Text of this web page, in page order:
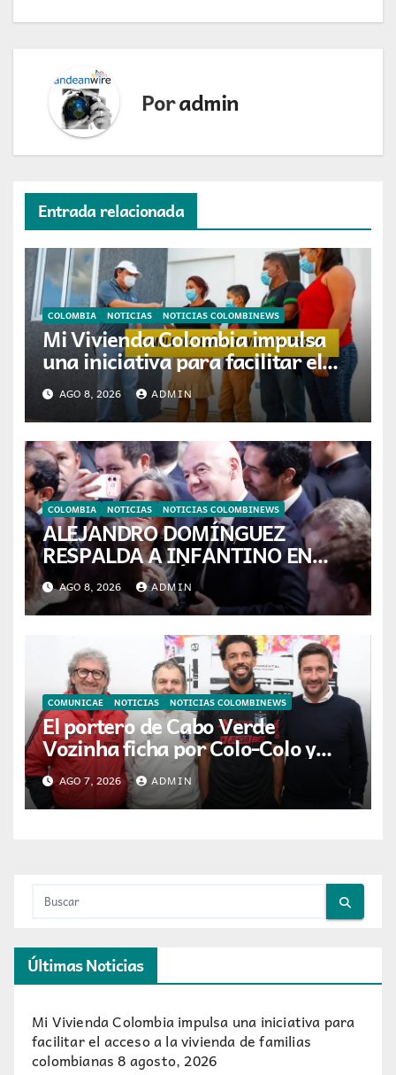
Poradmin
Entrada relacionada
COLOMBIA NOTICIAS NOTICIAS COLOMBINEWS
Mi Vivienda Colombia impulsa
una iniciativa para facilitar el
acceso a la vivienda de familias
colombianas
AGO 8, 2026 ADMIN
COLOMBIA NOTICIAS NOTICIAS COLOMBINEWS
ALEJANDRO DOMÍNGUEZ
RESPALDA A INFANTINO EN
CALI: «ES EL LÍDER DE LA
TRANSFORMACIÓN DEL
FÚTBOL»
AGO 8, 2026 ADMIN
COMUNICAE NOTICIAS NOTICIAS COLOMBINEWS
El portero de Cabo Verde
Vozinha ficha por Colo-Colo y
JETOUR respalda su nueva etapa
AGO 7, 2026 ADMIN
Últimas Noticias
Mi Vivienda Colombia impulsa una iniciativa para
facilitar el acceso a la vivienda de familias
colombianas 8 agosto, 2026